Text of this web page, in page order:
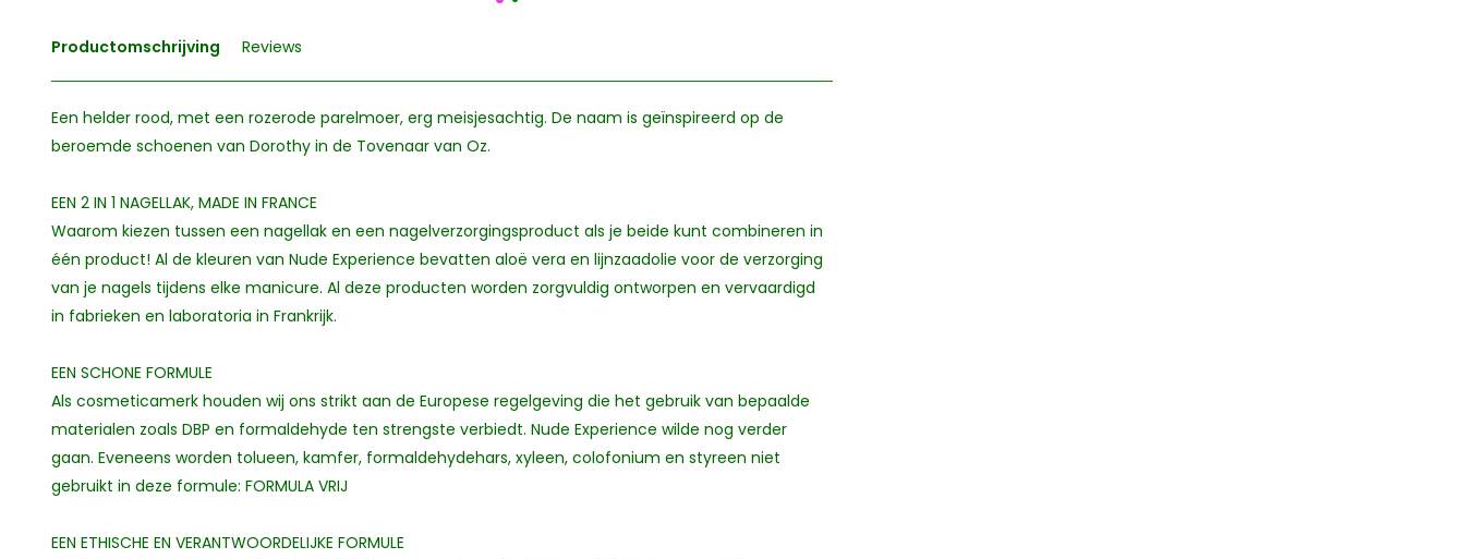
Productomschrijving Reviews
Een helder rood, met een rozerode parelmoer, erg meisjesachtig. De naam is geïnspireerd op de
beroemde schoenen van Dorothy in de Tovenaar van Oz.
EEN 2 IN 1 NAGELLAK, MADE IN FRANCE
Waarom kiezen tussen een nagellak en een nagelverzorgingsproduct als je beide kunt combineren in
één product! Al de kleuren van Nude Experience bevatten aloë vera en lijnzaadolie voor de verzorging
van je nagels tijdens elke manicure. Al deze producten worden zorgvuldig ontworpen en vervaardigd
in fabrieken en laboratoria in Frankrijk.
EEN SCHONE FORMULE
Als cosmeticamerk houden wij ons strikt aan de Europese regelgeving die het gebruik van bepaalde
materialen zoals DBP en formaldehyde ten strengste verbiedt. Nude Experience wilde nog verder
gaan. Eveneens worden tolueen, kamfer, formaldehydehars, xyleen, colofonium en styreen niet
gebruikt in deze formule: FORMULA VRIJ
EEN ETHISCHE EN VERANTWOORDELIJKE FORMULE